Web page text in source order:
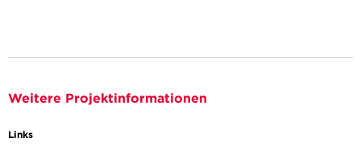
Weitere Projektinformationen
Links